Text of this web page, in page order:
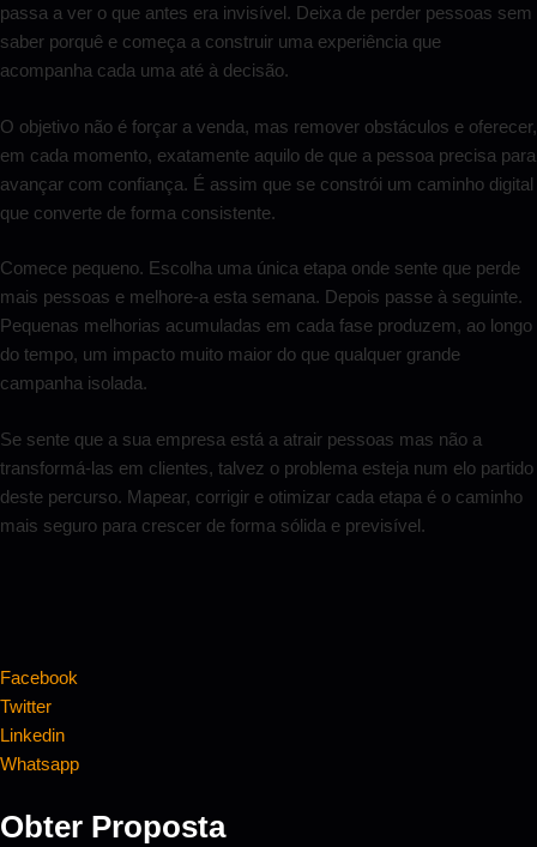
passa a ver o que antes era invisível. Deixa de perder pessoas sem
saber porquê e começa a construir uma experiência que
acompanha cada uma até à decisão.
O objetivo não é forçar a venda, mas remover obstáculos e oferecer,
em cada momento, exatamente aquilo de que a pessoa precisa para
avançar com confiança. É assim que se constrói um caminho digital
que converte de forma consistente.
Comece pequeno. Escolha uma única etapa onde sente que perde
mais pessoas e melhore-a esta semana. Depois passe à seguinte.
Pequenas melhorias acumuladas em cada fase produzem, ao longo
do tempo, um impacto muito maior do que qualquer grande
campanha isolada.
Se sente que a sua empresa está a atrair pessoas mas não a
transformá-las em clientes, talvez o problema esteja num elo partido
deste percurso. Mapear, corrigir e otimizar cada etapa é o caminho
mais seguro para crescer de forma sólida e previsível.
Facebook
Twitter
Linkedin
Whatsapp
Obter Proposta